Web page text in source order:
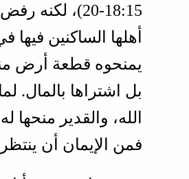
15‏:18‏-20
)، لكنه
أهلها الساكنين
يمنحوه قطعة أرض
بل اشتراها بالمال.
الله، والقدير منحها
فمن الإيمان أن